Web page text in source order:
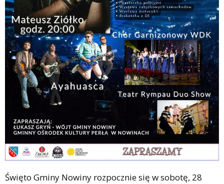
Święto Gminy Nowiny rozpocznie się w sobotę, 28